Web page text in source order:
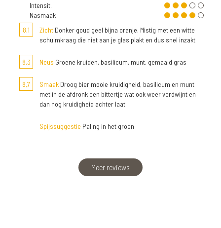
Intensit.
Nasmaak
8,1
Zicht Donker goud geel bijna oranje. Mistig met een witte
schuimkraag die niet aan je glas plakt en dus snel inzakt
8,3 Neus Groene kruiden, basilicum, munt, gemaaid gras
8,7 Smaak Droog bier mooie kruidigheid, basilicum en munt
met in de afdronk een bittertje wat ook weer verdwijnt en
dan nog kruidigheid achter laat
Spijssuggestie Paling in het groen
Meer reviews